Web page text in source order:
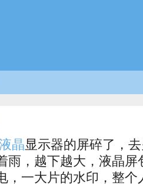
晶显示器的屏碎了，
雨，越下越大，液晶
，一大片的水印，整